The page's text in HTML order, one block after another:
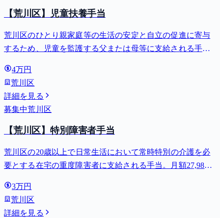
【荒川区】児童扶養手当
荒川区のひとり親家庭等の生活の安定と自立の促進に寄与
するため、児童を監護する父または母等に支給される手
4万円
荒川区
詳細を見る
募集中荒川区
【荒川区】特別障害者手当
荒川区の20歳以上で日常生活において常時特別の介護を必
要とする在宅の重度障害者に支給される手当。月額27,980
3万円
荒川区
詳細を見る